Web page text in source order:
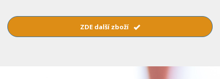
ZDE další zboží